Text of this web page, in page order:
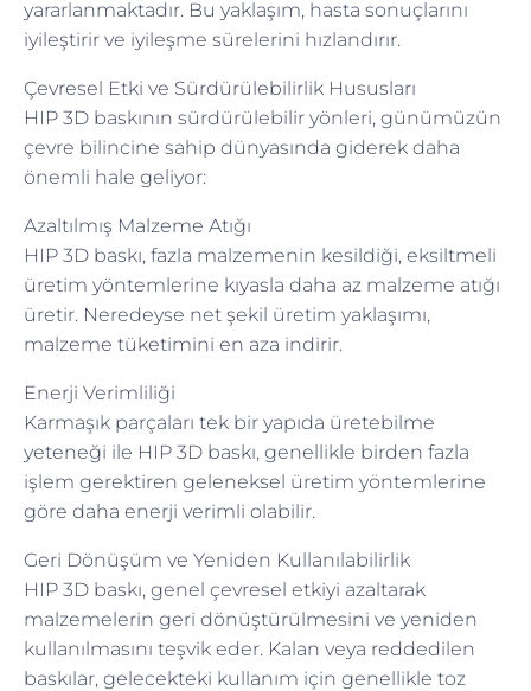
yararlanmaktadır. Bu yaklaşım, hasta sonuçlarını
iyileştirir ve iyileşme sürelerini hızlandırır.
Çevresel Etki ve Sürdürülebilirlik Hususları
HIP 3D baskının sürdürülebilir yönleri, günümüzün
çevre bilincine sahip dünyasında giderek daha
önemli hale geliyor:
Azaltılmış Malzeme Atığı
HIP 3D baskı, fazla malzemenin kesildiği, eksiltmeli
üretim yöntemlerine kıyasla daha az malzeme atığı
üretir. Neredeyse net şekil üretim yaklaşımı,
malzeme tüketimini en aza indirir.
Enerji Verimliliği
Karmaşık parçaları tek bir yapıda üretebilme
yeteneği ile HIP 3D baskı, genellikle birden fazla
işlem gerektiren geleneksel üretim yöntemlerine
göre daha enerji verimli olabilir.
Geri Dönüşüm ve Yeniden Kullanılabilirlik
HIP 3D baskı, genel çevresel etkiyi azaltarak
malzemelerin geri dönüştürülmesini ve yeniden
kullanılmasını teşvik eder. Kalan veya reddedilen
baskılar, gelecekteki kullanım için genellikle toz